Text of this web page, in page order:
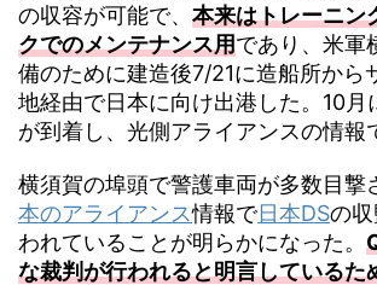
の収容が可能で、 本来はトレーニン
クでのメンテナンス用であり、米軍
備のために建造後7/21に造船所から
地経由で日本に向け出港した。10月
が到着し、光側アライアンスの情報
横須賀の埠頭で警護車両が多数目撃
本のアライアンス情報で日本DSの
われていることが明らかになった。
な裁判が行われると明言しているた